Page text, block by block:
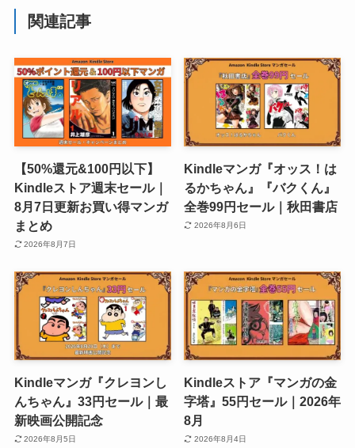
関連記事
【50%還元&100円以下】
Kindleストア週末セール｜
8月7日更新お買い得マンガ
まとめ
2026年8月7日
Kindleマンガ『オッス！は
るかちゃん』『バクくん』
全巻99円セール｜秋田書店
2026年8月6日
Kindleマンガ『クレヨンし
んちゃん』33円セール｜最
新映画公開記念
2026年8月5日
Kindleストア『マンガの金
字塔』55円セール｜2026年
8月
2026年8月4日